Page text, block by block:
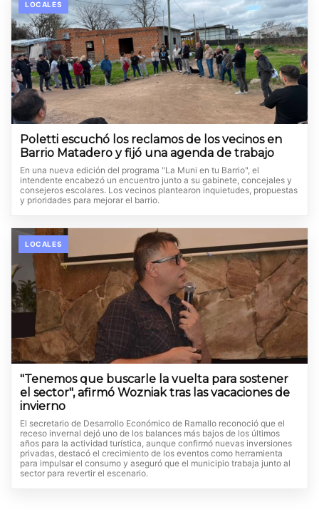
LOCALES
Poletti escuchó los reclamos de los vecinos en
Barrio Matadero y fijó una agenda de trabajo
En una nueva edición del programa "La Muni en tu Barrio", el
intendente encabezó un encuentro junto a su gabinete, concejales y
consejeros escolares. Los vecinos plantearon inquietudes, propuestas
y prioridades para mejorar el barrio.
LOCALES
"Tenemos que buscarle la vuelta para sostener
el sector", afirmó Wozniak tras las vacaciones de
invierno
El secretario de Desarrollo Económico de Ramallo reconoció que el
receso invernal dejó uno de los balances más bajos de los últimos
años para la actividad turística, aunque confirmó nuevas inversiones
privadas, destacó el crecimiento de los eventos como herramienta
para impulsar el consumo y aseguró que el municipio trabaja junto al
sector para revertir el escenario.